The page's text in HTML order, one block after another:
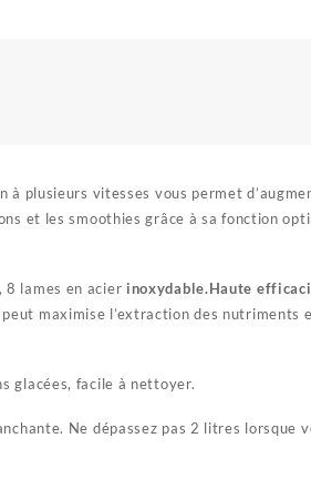
plusieurs vitesses vous permet
et les smoothies grâce à sa fonction
lames en acier inoxydable.Haute
maximise l’extraction des nutriments
glacées, facile à nettoyer.
Ne dépassez pas 2 litres lorsque